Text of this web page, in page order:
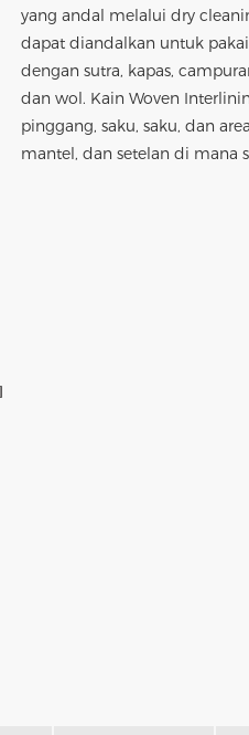
yang andal melalui dry
dapat diandalkan untuk
dengan sutra, kapas,
dan wol. Kain Woven
pinggang, saku, saku, dan
mantel, dan setelan di mana